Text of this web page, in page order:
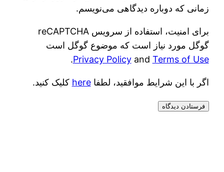
زمانی که دوباره دیدگاهی می‌نویسم.
برای امنیت، استفاده از سرویس reCAPTCHA
گوگل مورد نیاز است که موضوع گوگل است
Privacy Policyand Terms of Use
.
اگر با این شرایط موافقید، لطفاhere کلیک کنید.